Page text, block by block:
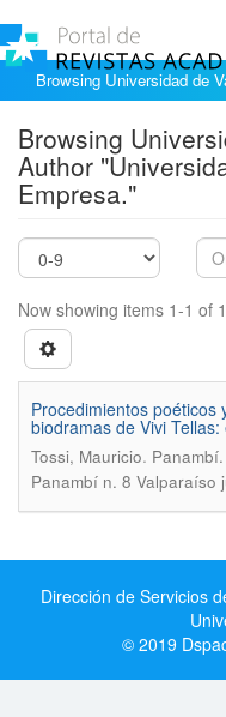
Browsing Universidad de
Browsing
Author
Empresa."
Now showing items 1-1 of 1
Procedimientos poéticos
biodramas de Vivi
Tossi, Mauricio.
Panambí n. 8 Valparaíso
Dirección de Servicios
© 2019